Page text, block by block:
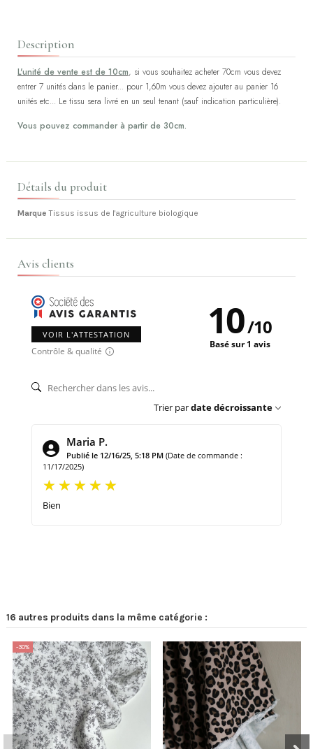
Description
L'unité de vente est de 10cm, si vous souhaitez acheter 70cm vous devez
entrer 7 unités dans le panier... pour 1,60m vous devez ajouter au panier 16
unités etc... Le tissu sera livré en un seul tenant (sauf indication particulière).
Vous pouvez commander à partir de 30cm.
Détails du produit
Marque Tissus issus de l'agriculture biologique
Avis clients
VOIR L'ATTESTATION
Contrôle & qualité
10/10
Basé sur 1 avis
Trier pardate décroissante
Maria P.
Publié le 12/16/25, 5:18 PM (Date de commande :
11/17/2025)
Bien
16 autres produits dans la même catégorie :
-30%